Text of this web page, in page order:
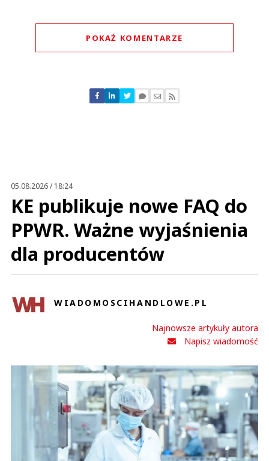
POKAŻ KOMENTARZE
Nie znaleziono komentarzy
Zostaw swoje komentarze
05.08.2026 / 18:24
KE publikuje nowe FAQ do
PPWR. Ważne wyjaśnienia
dla producentów
WIADOMOSCIHANDLOWE.PL
Najnowsze artykuły autora
Napisz wiadomość